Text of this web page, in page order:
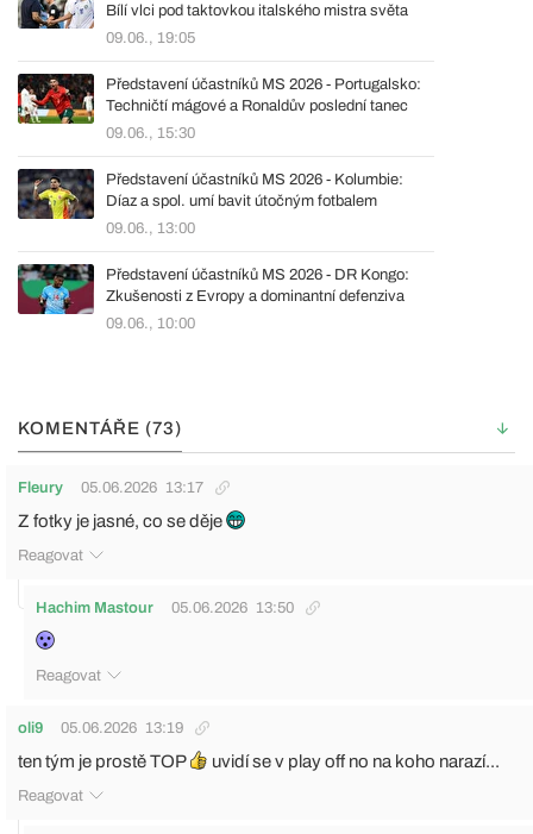
Bílí vlci pod taktovkou italského mistra světa
09.06., 19:05
Představení účastníků MS 2026 - Portugalsko:
Techničtí mágové a Ronaldův poslední tanec
09.06., 15:30
Představení účastníků MS 2026 - Kolumbie:
Díaz a spol. umí bavit útočným fotbalem
09.06., 13:00
Představení účastníků MS 2026 - DR Kongo:
Zkušenosti z Evropy a dominantní defenziva
09.06., 10:00
KOMENTÁŘE (73)
Fleury 05.06.2026 13:17
Z fotky je jasné, co se děje
Reagovat
Hachim Mastour 05.06.2026 13:50
Reagovat
oli9 05.06.2026 13:19
ten tým je prostě TOP uvidí se v play off no na koho narazí...
Reagovat